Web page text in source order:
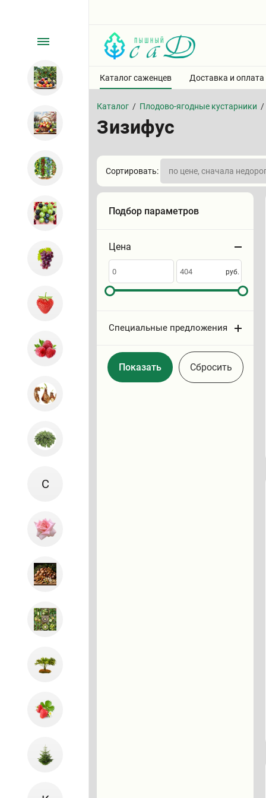
С
Каталог саженцев Доставка и оплата
Каталог / Плодово-ягодные кустарники /
Зизифус
Сортировать:
Подбор параметров
Цена
Сортировать
по
руб.
Специальные предложения
Cбросить